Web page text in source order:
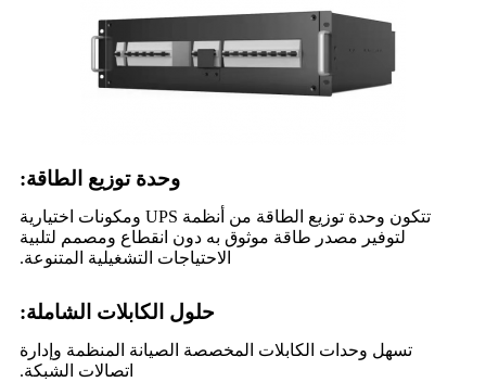
وحدة توزيع الطاقة:
تتكون وحدة توزيع الطاقة من أنظمة UPS ومكونات اختيارية
لتوفير مصدر طاقة موثوق به دون انقطاع ومصمم لتلبية
الاحتياجات التشغيلية المتنوعة.
حلول الكابلات الشاملة:
تسهل وحدات الكابلات المخصصة الصيانة المنظمة وإدارة
اتصالات الشبكة.